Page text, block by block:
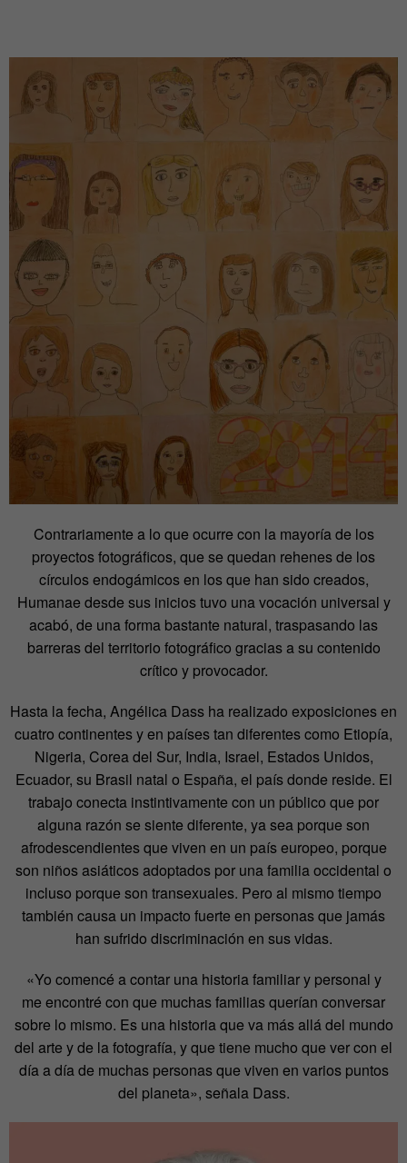
Contrariamente a lo que ocurre con la mayoría de los
proyectos fotográficos, que se quedan rehenes de los
círculos endogámicos en los que han sido creados,
Humanae desde sus inicios tuvo una vocación universal y
acabó, de una forma bastante natural, traspasando las
barreras del territorio fotográfico gracias a su contenido
crítico y provocador.
Hasta la fecha, Angélica Dass ha realizado exposiciones en
cuatro continentes y en países tan diferentes como Etiopía,
Nigeria, Corea del Sur, India, Israel, Estados Unidos,
Ecuador, su Brasil natal o España, el país donde reside. El
trabajo conecta instintivamente con un público que por
alguna razón se siente diferente, ya sea porque son
afrodescendientes que viven en un país europeo, porque
son niños asiáticos adoptados por una familia occidental o
incluso porque son transexuales. Pero al mismo tiempo
también causa un impacto fuerte en personas que jamás
han sufrido discriminación en sus vidas.
«Yo comencé a contar una historia familiar y personal y
me encontré con que muchas familias querían conversar
sobre lo mismo. Es una historia que va más allá del mundo
del arte y de la fotografía, y que tiene mucho que ver con el
día a día de muchas personas que viven en varios puntos
del planeta», señala Dass.